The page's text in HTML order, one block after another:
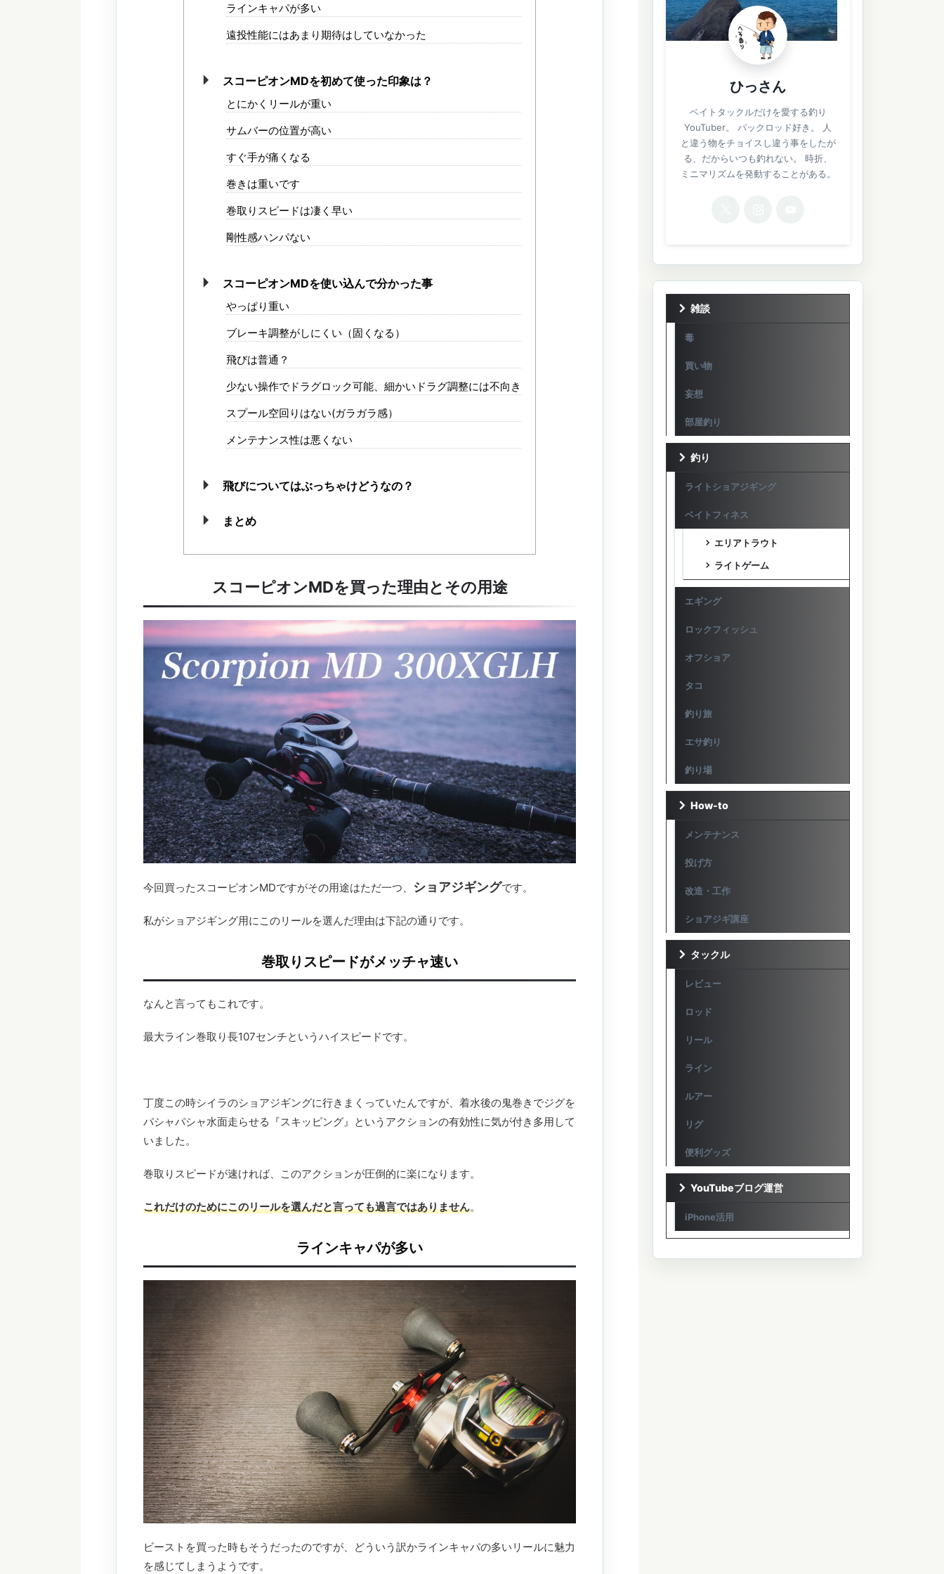
ラインキャパが多い
遠投性能にはあまり期待はしていなかった
スコーピオンMDを初めて使った印象は？
とにかくリールが重い
サムバーの位置が高い
すぐ手が痛くなる
巻きは重いです
巻取りスピードは凄く早い
剛性感ハンパない
スコーピオンMDを使い込んで分かった事
やっぱり重い
ブレーキ調整がしにくい（固くなる）
飛びは普通？
少ない操作でドラグロック可能、細かいドラグ調整には不向き
スプール空回りはない(ガラガラ感）
メンテナンス性は悪くない
飛びについてはぶっちゃけどうなの？
まとめ
スコーピオンMDを買った理由とその用途
今回買ったスコーピオンMDですがその用途はただ一つ、 ショアジギングです。
私がショアジギング用にこのリールを選んだ理由は下記の通りです。
巻取りスピードがメッチャ速い
なんと言ってもこれです。
最大ライン巻取り長107センチというハイスピードです。
丁度この時シイラのショアジギングに行きまくっていたんですが、着水後の鬼巻きでジグを
パシャパシャ水面走らせる『スキッピング』というアクションの有効性に気が付き多用して
いました。
巻取りスピードが速ければ、このアクションが圧倒的に楽になります。
これだけのためにこのリールを選んだと言っても過言ではありません。
ラインキャパが多い
ビーストを買った時もそうだったのですが、どういう訳かラインキャパの多いリールに魅力
を感じてしまうようです。
ひっさん
ベイトタックルだけを愛する釣り
YouTuber。 パックロッド好き。 人
と違う物をチョイスし違う事をしたが
る、だからいつも釣れない。 時折、
ミニマリズムを発動することがある。
雑談
毒
買い物
妄想
部屋釣り
釣り
ライトショアジギング
ベイトフィネス
エリアトラウト
ライトゲーム
エギング
ロックフィッシュ
オフショア
タコ
釣り旅
エサ釣り
釣り場
How-to
メンテナンス
投げ方
改造・工作
ショアジギ講座
タックル
レビュー
ロッド
リール
ライン
ルアー
リグ
便利グッズ
YouTubeブログ運営
iPhone活用